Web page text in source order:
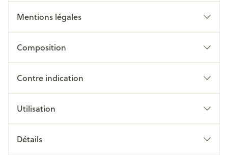
Mentions légales
Composition
Contre indication
Utilisation
Détails